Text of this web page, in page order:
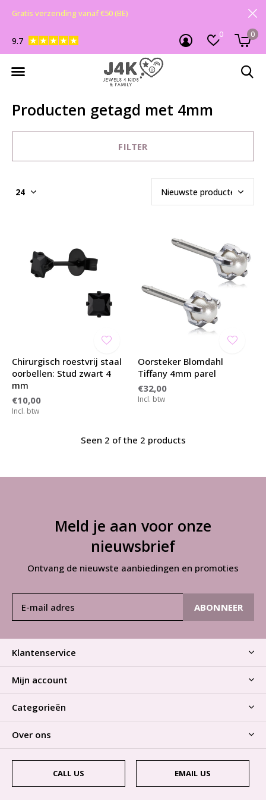
0 0
9.7
Gratis verzending vanaf €50 (BE)
Producten getagd met 4mm
FILTER
Chirurgisch roestvrij staal
oorbellen: Stud zwart 4
mm
€10,00
Incl. btw
Oorsteker Blomdahl
Tiffany 4mm parel
€32,00
Incl. btw
Seen 2 of the 2 products
Meld je aan voor onze
nieuwsbrief
Ontvang de nieuwste aanbiedingen en promoties
ABONNEER
Klantenservice
Mijn account
Categorieën
Over ons
CALL US EMAIL US